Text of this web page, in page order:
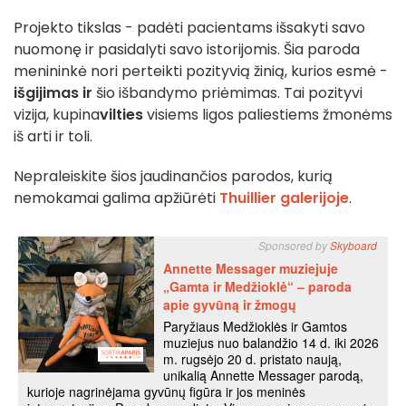
Projekto tikslas - padėti pacientams išsakyti savo
nuomonę ir pasidalyti savo istorijomis. Šia paroda
menininkė nori perteikti pozityvią žinią, kurios esmė -
išgijimas ir šio išbandymo priėmimas. Tai pozityvi
vizija, kupinaviltiesvisiems ligos paliestiems žmonėms
iš arti ir toli.
Nepraleiskite šios jaudinančios parodos, kurią
nemokamai galima apžiūrėti Thuillier galerijoje.